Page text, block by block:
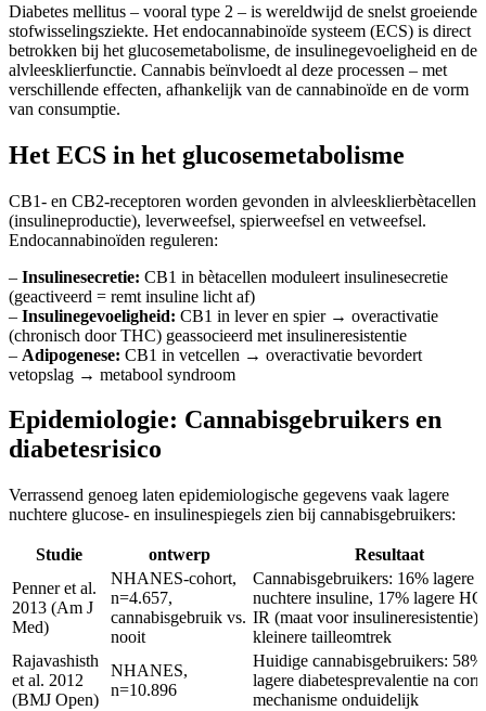
Diabetes mellitus – vooral type 2 – is wereldwijd de snelst groeiende
stofwisselingsziekte. Het endocannabinoïde systeem (ECS) is direct
betrokken bij het glucosemetabolisme, de insulinegevoeligheid en de
alvleesklierfunctie. Cannabis beïnvloedt al deze processen – met
verschillende effecten, afhankelijk van de cannabinoïde en de vorm
van consumptie.
Het ECS in het glucosemetabolisme
CB1- en CB2-receptoren worden gevonden in alvleesklierbètacellen
(insulineproductie), leverweefsel, spierweefsel en vetweefsel.
Endocannabinoïden reguleren:
– Insulinesecretie: CB1 in bètacellen moduleert insulinesecretie
(geactiveerd = remt insuline licht af)
– Insulinegevoeligheid: CB1 in lever en spier → overactivatie
(chronisch door THC) geassocieerd met insulineresistentie
– Adipogenese: CB1 in vetcellen → overactivatie bevordert
vetopslag → metabool syndroom
Epidemiologie: Cannabisgebruikers en
diabetesrisico
Verrassend genoeg laten epidemiologische gegevens vaak lagere
nuchtere glucose- en insulinespiegels zien bij cannabisgebruikers:
Studie ontwerp
Resultaat
Penner et al.
2013 (Am J
Med)
NHANES-cohort,
n=4.657,
cannabisgebruik vs.
nooit
Cannabisgebruikers: 16% lagere
nuchtere insuline, 17% lagere
IR (maat voor insulineresistentie);
kleinere tailleomtrek
Rajavashisth
et al. 2012
(BMJ Open)
NHANES,
n=10.896
Huidige cannabisgebruikers: 58%
lagere diabetesprevalentie na
mechanisme onduidelijk